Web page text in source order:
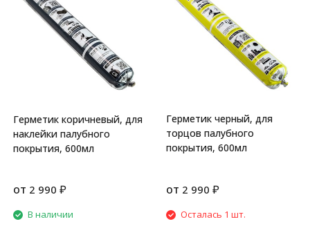
Герметик коричневый, для
наклейки палубного
покрытия, 600мл
от 2 990 ₽
В наличии
Герметик черный, для
торцов палубного
покрытия, 600мл
от 2 990 ₽
Осталась 1 шт.